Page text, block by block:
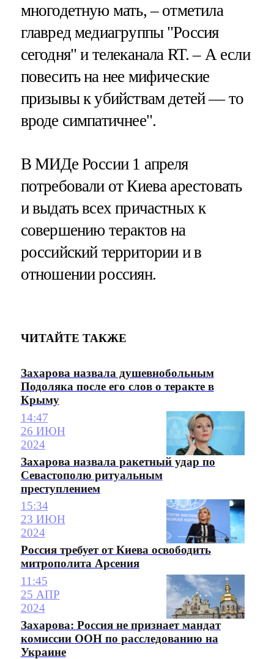
многодетную мать, – отметила
главред медиагруппы "Россия
сегодня" и телеканала RT. – А если
повесить на нее мифические
призывы к убийствам детей — то
вроде симпатичнее".
В МИДе России 1 апреля
потребовали от Киева арестовать
и выдать всех причастных к
совершению терактов на
российский территории и в
отношении россиян.
ЧИТАЙТЕ ТАКЖЕ
Захарова назвала душевнобольным
Подоляка после его слов о теракте в
Крыму
14:47
26 ИЮН
2024
Захарова назвала ракетный удар по
Севастополю ритуальным
преступлением
15:34
23 ИЮН
2024
Россия требует от Киева освободить
митрополита Арсения
11:45
25 АПР
2024
Захарова: Россия не признает мандат
комиссии ООН по расследованию на
Украине